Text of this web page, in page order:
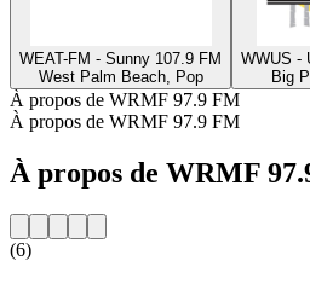
WEAT-FM - Sunny 107.9 FM
West Palm Beach, Pop
WWUS -
Big
À propos de WRMF 97.9 FM
À propos de WRMF 97.9 FM
À propos de WRMF
(6)